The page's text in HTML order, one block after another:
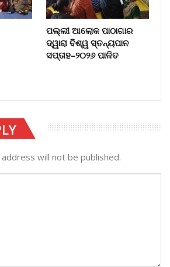
ପଲ୍ଲୀ ଆଲୋକ ପାଠାଗାର
ଦ୍ୱାରା ବିଶ୍ୱ ସ୍ତନ୍ୟପାନ
ସପ୍ତାହ–୨୦୨୬ ପାଳିତ
will not be published.